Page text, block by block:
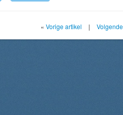
« Vorige artikel |